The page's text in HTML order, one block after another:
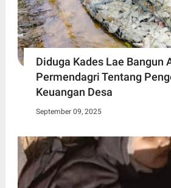
Diduga Kades Lae Bangun
Permendagri Tentang
Keuangan Desa
September 09, 2025